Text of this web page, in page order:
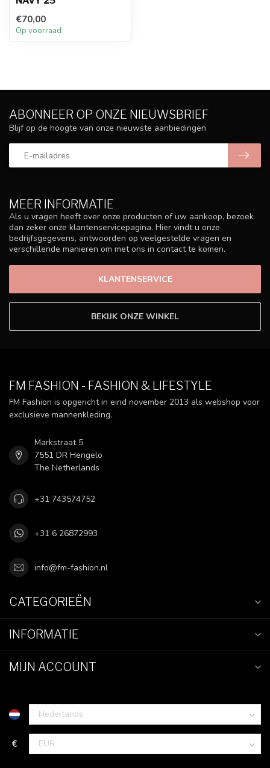
€70,00
Op voorraad
MEER INFORMATIE
Als u vragen heeft over onze producten of uw aankoop, bezoek
dan zeker onze klantenservicepagina. Hier vindt u onze
bedrijfsgegevens, antwoorden op veelgestelde vragen en
verschillende manieren om met ons in contact te komen.
KLANTENSERVICE
BEKIJK ONZE WINKEL
ABONNEER OP ONZE NIEUWSBRIEF
Blijf op de hoogte van onze nieuwste aanbiedingen
FM FASHION - FASHION & LIFESTYLE
FM Fashion is opgericht in eind november 2013 als webshop voor
exclusieve mannenkleding.
Markstraat 5
7551 DR Hengelo
The Netherlands
+31 743574752
+31 6 26872993
info@fm-fashion.nl
CATEGORIEËN
INFORMATIE
MIJN ACCOUNT
€